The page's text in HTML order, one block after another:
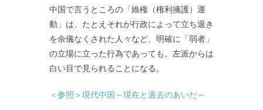
中国で言うところの「維権（権利擁護）運
動」は、たとえそれが行政によって立ち退き
を余儀なくされた人々など、明確に「弱者」
の立場に立った行為であっても、左派からは
白い目で見られることになる。
＜参照＞現代中国～現在と過去のあいだ～